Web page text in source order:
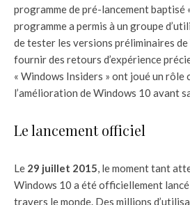
programme de pré-lancement baptisé
programme a permis à un groupe
de tester les versions préliminaires
fournir des retours d’expérience
« Windows Insiders » ont joué un rôle
l’amélioration de Windows 10 avant
Le lancement officiel
Le 29 juillet 2015, le moment tant
Windows 10 a été officiellement lancé
travers le monde. Des millions